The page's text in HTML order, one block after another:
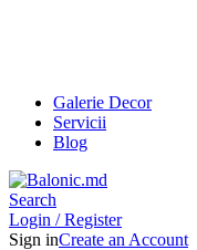
Galerie Decor
Servicii
Blog
Search
Login / Register
Sign inCreate an Account